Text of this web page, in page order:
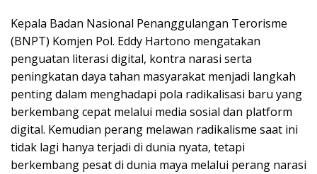
Kepala Badan Nasional Penanggulangan Terorisme
(BNPT) Komjen Pol. Eddy Hartono mengatakan
penguatan literasi digital, kontra narasi serta
peningkatan daya tahan masyarakat menjadi langkah
penting dalam menghadapi pola radikalisasi baru yang
berkembang cepat melalui media sosial dan platform
digital. Kemudian perang melawan radikalisme saat ini
tidak lagi hanya terjadi di dunia nyata, tetapi
berkembang pesat di dunia maya melalui perang narasi